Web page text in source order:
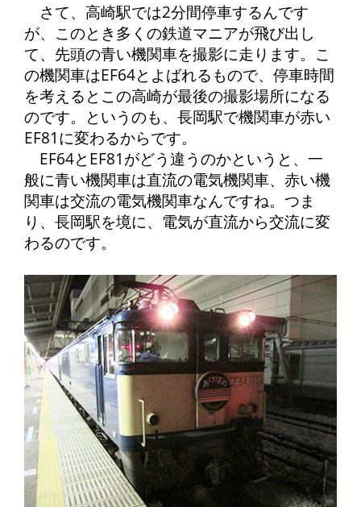
さて、高崎駅では2分間停車するんです
が、このとき多くの鉄道マニアが飛び出し
て、先頭の青い機関車を撮影に走ります。こ
の機関車はEF64とよばれるもので、停車時間
を考えるとこの高崎が最後の撮影場所になる
のです。というのも、長岡駅で機関車が赤い
EF81に変わるからです。
EF64とEF81がどう違うのかというと、一
般に青い機関車は直流の電気機関車、赤い機
関車は交流の電気機関車なんですね。つま
り、長岡駅を境に、電気が直流から交流に変
わるのです。